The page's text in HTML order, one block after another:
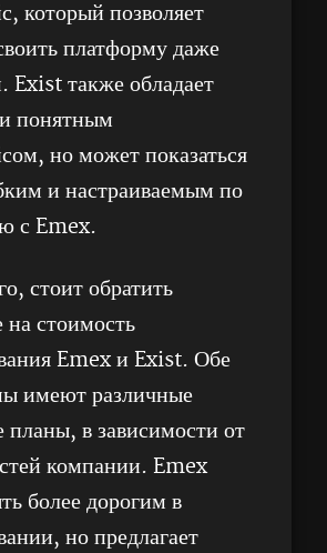
который позволяет
платформу даже
Exist также обладает
понятным
но может показаться
и настраиваемым по
с Emex.
стоит обратить
стоимость
Emex и Exist. Обе
имеют различные
планы, в зависимости от
компании. Emex
более дорогим в
но предлагает